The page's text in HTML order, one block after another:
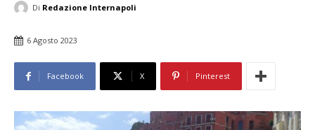
Di Redazione Internapoli
6 Agosto 2023
Facebook X Pinterest